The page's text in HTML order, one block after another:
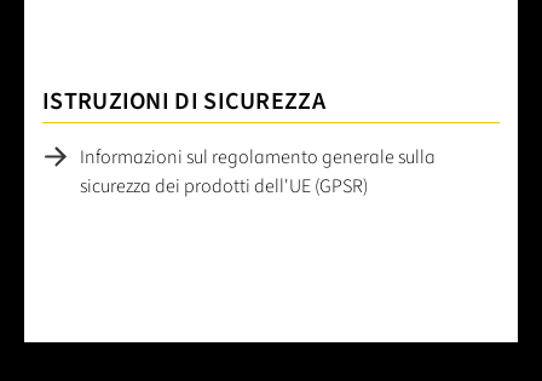
ISTRUZIONI DI SICUREZZA
Informazioni sul regolamento generale sulla
sicurezza dei prodotti dell'UE (GPSR)